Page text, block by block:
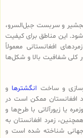
و سربست جبل‌السرو،
این مناطق برای کیفیت
افغانستانی معمولاً
کلی شفافیت بالا و شکل‌ها
و ساخت انگشترها و
افغانستان ممکن است در
یا زیورآلاتی با طرح‌ها و
زمرد افغانستان به
جهانی شناخته شده است و